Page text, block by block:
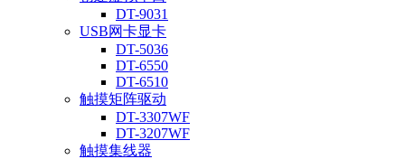
DT-9031
USB网卡显卡
DT-5036
DT-6550
DT-6510
触摸矩阵驱动
DT-3307WF
DT-3207WF
触摸集线器